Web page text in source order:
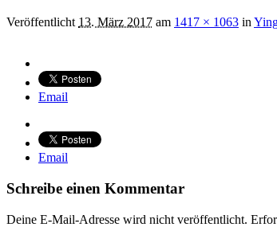
Veröffentlicht 13. März 2017 am 1417 × 1063 in
Email
Email
Schreibe einen Kommentar
Deine E-Mail-Adresse wird nicht veröffentlicht.